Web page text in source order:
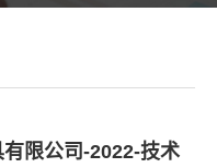
限公司-2022-技术